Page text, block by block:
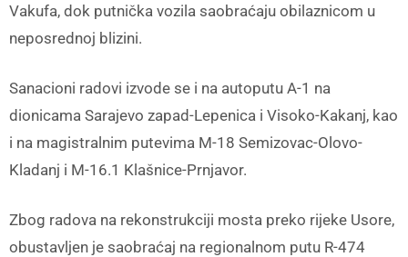
Vakufa, dok putnička vozila saobraćaju obilaznicom u
neposrednoj blizini.
Sanacioni radovi izvode se i na autoputu A-1 na
dionicama Sarajevo zapad-Lepenica i Visoko-Kakanj, kao
i na magistralnim putevima M-18 Semizovac-Olovo-
Kladanj i M-16.1 Klašnice-Prnjavor.
Zbog radova na rekonstrukciji mosta preko rijeke Usore,
obustavljen je saobraćaj na regionalnom putu R-474